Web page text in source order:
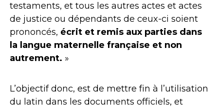
testaments, et tous les autres actes et actes
de justice ou dépendants de ceux-ci soient
prononcés, écrit et remis aux parties dans
la langue maternelle française et non
autrement. »
L’objectif donc, est de mettre fin à l’utilisation
du latin dans les documents officiels, et